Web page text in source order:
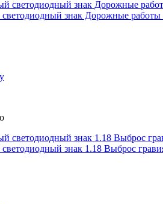
знак Дорожные работы
знак 1.18 Выброс